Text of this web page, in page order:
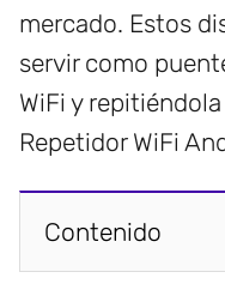
mercado. Estos
servir como
WiFi y
Repetidor WiFi
Contenido